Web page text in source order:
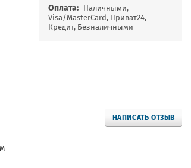
Оплата: Наличными,
Visa/MasterCard, Приват24,
Кредит, Безналичными
НАПИСАТЬ ОТЗЫВ